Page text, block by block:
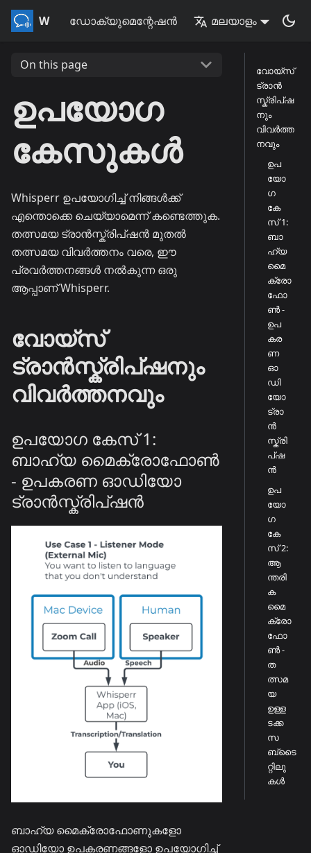
Whisperr ഡോക്യുമെന്റേഷൻ മലയാളം
On this page
ഉപയോഗ
കേസുകൾ
Whisperr ഉപയോഗിച്ച് നിങ്ങൾക്ക്
എന്തൊക്കെ ചെയ്യാമെന്ന് കണ്ടെത്തുക.
തത്സമയ ട്രാൻസ്ക്രിപ്ഷൻ മുതൽ
തത്സമയ വിവർത്തനം വരെ, ഈ
പ്രവർത്തനങ്ങൾ നൽകുന്ന ഒരു
ആപ്പാണ് Whisperr.
വോയ്സ്
ട്രാൻസ്ക്രിപ്ഷനും
വിവർത്തനവും
ഉപയോഗ കേസ് 1:
ബാഹ്യ മൈക്രോഫോൺ
- ഉപകരണ ഓഡിയോ
ട്രാൻസ്ക്രിപ്ഷൻ
ബാഹ്യ മൈക്രോഫോണുകളോ
ഓഡിയോ ഉപകരണങ്ങളോ ഉപയോഗിച്ച്
വോയ്സ്
ട്രാൻ
സ്ക്രിപ്ഷ
നും
വിവർത്ത
നവും
ഉപ
യോ
ഗ
കേ
സ് 1:
ബാ
ഹ്യ
മൈ
ക്രോ
ഫോ
ൺ -
ഉപ
കര
ണ
ഓ
ഡി
യോ
ട്രാ
ൻ
സ്ക്രി
പ്ഷ
ൻ
ഉപ
യോ
ഗ
കേ
സ് 2:
ആ
ന്തരി
ക
മൈ
ക്രോ
ഫോ
ൺ -
ത
ത്സമ
യ
ഉള്ള
ടക്ക
സ
ബ്ടൈ
റ്റിലു
കൾ